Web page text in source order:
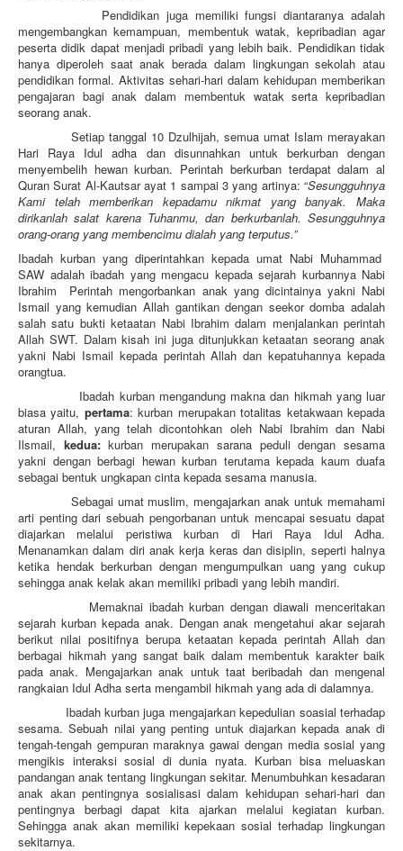
Pendidikan juga memiliki fungsi diantaranya adalah
mengembangkan kemampuan, membentuk watak, kepribadian agar
peserta didik dapat menjadi pribadi yang lebih baik. Pendidikan tidak
hanya diperoleh saat anak berada dalam lingkungan sekolah atau
pendidikan formal. Aktivitas sehari-hari dalam kehidupan memberikan
pengajaran bagi anak dalam membentuk watak serta kepribadian
seorang anak.
Setiap tanggal 10 Dzulhijah, semua umat Islam merayakan
Hari Raya Idul adha dan disunnahkan untuk berkurban dengan
menyembelih hewan kurban. Perintah berkurban terdapat dalam al
Quran Surat Al-Kautsar ayat 1 sampai 3 yang artinya: “Sesungguhnya
Kami telah memberikan kepadamu nikmat yang banyak. Maka
dirikanlah salat karena Tuhanmu, dan berkurbanlah. Sesungguhnya
orang-orang yang membencimu dialah yang terputus.”
Ibadah kurban yang diperintahkan kepada umat Nabi Muhammad
SAW adalah ibadah yang mengacu kepada sejarah kurbannya Nabi
Ibrahim Perintah mengorbankan anak yang dicintainya yakni Nabi
Ismail yang kemudian Allah gantikan dengan seekor domba adalah
salah satu bukti ketaatan Nabi Ibrahim dalam menjalankan perintah
Allah SWT. Dalam kisah ini juga ditunjukkan ketaatan seorang anak
yakni Nabi Ismail kepada perintah Allah dan kepatuhannya kepada
orangtua.
Ibadah kurban mengandung makna dan hikmah yang luar
biasa yaitu, pertama: kurban merupakan totalitas ketakwaan kepada
aturan Allah, yang telah dicontohkan oleh Nabi Ibrahim dan Nabi
Ilsmail, kedua:kurban merupakan sarana peduli dengan sesama
yakni dengan berbagi hewan kurban terutama kepada kaum duafa
sebagai bentuk ungkapan cinta kepada sesama manusia.
Sebagai umat muslim, mengajarkan anak untuk memahami
arti penting dari sebuah pengorbanan untuk mencapai sesuatu dapat
diajarkan melalui peristiwa kurban di Hari Raya Idul Adha.
Menanamkan dalam diri anak kerja keras dan disiplin, seperti halnya
ketika hendak berkurban dengan mengumpulkan uang yang cukup
sehingga anak kelak akan memiliki pribadi yang lebih mandiri.
Memaknai ibadah kurban dengan diawali menceritakan
sejarah kurban kepada anak. Dengan anak mengetahui akar sejarah
berikut nilai positifnya berupa ketaatan kepada perintah Allah dan
berbagai hikmah yang sangat baik dalam membentuk karakter baik
pada anak. Mengajarkan anak untuk taat beribadah dan mengenal
rangkaian Idul Adha serta mengambil hikmah yang ada di dalamnya.
Ibadah kurban juga mengajarkan kepedulian soasial terhadap
sesama. Sebuah nilai yang penting untuk diajarkan kepada anak di
tengah-tengah gempuran maraknya gawai dengan media sosial yang
mengikis interaksi sosial di dunia nyata. Kurban bisa meluaskan
pandangan anak tentang lingkungan sekitar. Menumbuhkan kesadaran
anak akan pentingnya sosialisasi dalam kehidupan sehari-hari dan
pentingnya berbagi dapat kita ajarkan melalui kegiatan kurban.
Sehingga anak akan memiliki kepekaan sosial terhadap lingkungan
sekitarnya.